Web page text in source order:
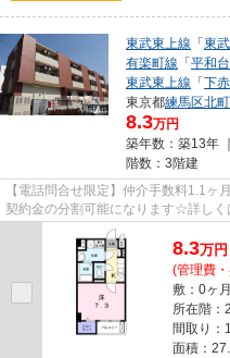
東武東上線 「東
有楽町線 「平和台
東武東上線 「下
東京都練馬区北町
8.3万円
築年数：築13年
階数：3階建
【電話問合せ限定】仲介手数料1.1
契約金の分割可能になります☆詳し
4177】VISION赤羽店までご連絡下さ
8.3万円
(管理費
敷：0ヶ
所在階：
間取り：
面積：